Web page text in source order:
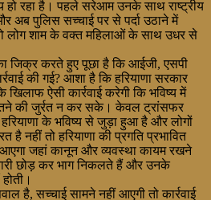
हो रहा है। पहले सरेआम उनके साथ राष्ट्रीय
अब पुलिस सच्चाई पर से पर्दा उठाने में
लोग शाम के वक्त महिलाओं के साथ उधर से
जिक्र करते हुए पूछा है कि आईजी, एसपी
की गई? आशा है कि हरियाणा सरकार
ऐसी कार्रवाई करेगी कि भविष्य में
की जुर्रत न कर सके। केवल ट्रांसफर
हरियाणा के भविष्य से जुड़ा हुआ है और लोगों
नहीं तो हरियाणा की प्रगति प्रभावित
आएगा जहां कानून और व्यवस्था कायम रखने
छोड़ कर भाग निकलते हैं और उनके
है, सच्चाई सामने नहीं आएगी तो कार्रवाई